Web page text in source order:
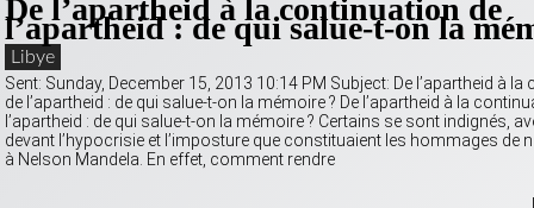
De l’apartheid à la continuation de
l’apartheid : de qui salue-t-on la
Libye
Sent: Sunday, December 15, 2013 10:14 PM Subject: De l’apartheid à
de l’apartheid : de qui salue-t-on la mémoire ? De l’apartheid à la
l’apartheid : de qui salue-t-on la mémoire ? Certains se sont indignés,
devant l’hypocrisie et l’imposture que constituaient les hommages de
à Nelson Mandela. En effet, comment rendre